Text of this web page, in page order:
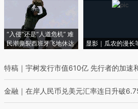
“入侵”还是“人道危机” 难
民潮撕裂西班牙飞地休达
显影｜瓜农的漫长
特稿 ｜ 宇树发行市值610亿 先行者的加速
金融 ｜ 在岸人民币兑美元汇率连日升破